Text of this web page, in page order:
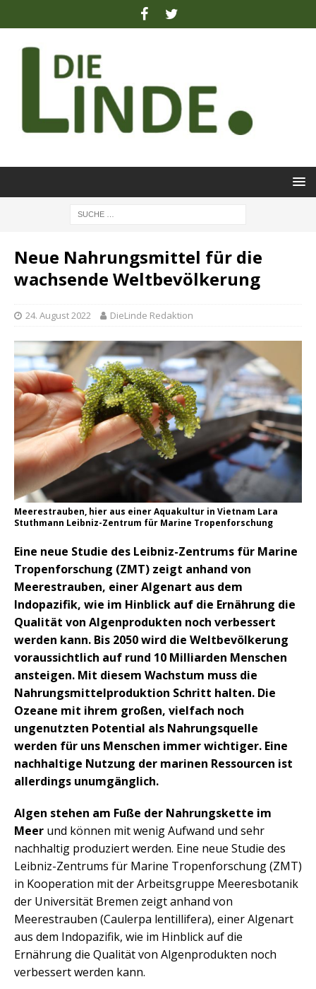
Neue Nahrungsmittel für die
wachsende Weltbevölkerung
24. August 2022 DieLinde Redaktion
Meerestrauben, hier aus einer Aquakultur in Vietnam Lara
Stuthmann Leibniz-Zentrum für Marine Tropenforschung
Eine neue Studie des Leibniz-Zentrums für Marine
Tropenforschung (ZMT) zeigt anhand von
Meerestrauben, einer Algenart aus dem
Indopazifik, wie im Hinblick auf die Ernährung die
Qualität von Algenprodukten noch verbessert
werden kann. Bis 2050 wird die Weltbevölkerung
voraussichtlich auf rund 10 Milliarden Menschen
ansteigen. Mit diesem Wachstum muss die
Nahrungsmittelproduktion Schritt halten. Die
Ozeane mit ihrem großen, vielfach noch
ungenutzten Potential als Nahrungsquelle
werden für uns Menschen immer wichtiger. Eine
nachhaltige Nutzung der marinen Ressourcen ist
allerdings unumgänglich.
Algen stehen am Fuße der Nahrungskette im
Meer und können mit wenig Aufwand und sehr
nachhaltig produziert werden. Eine neue Studie des
Leibniz-Zentrums für Marine Tropenforschung (ZMT)
in Kooperation mit der Arbeitsgruppe Meeresbotanik
der Universität Bremen zeigt anhand von
Meerestrauben (Caulerpa lentillifera), einer Algenart
aus dem Indopazifik, wie im Hinblick auf die
Ernährung die Qualität von Algenprodukten noch
verbessert werden kann.